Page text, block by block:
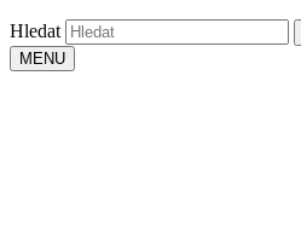
Hledat
MENU